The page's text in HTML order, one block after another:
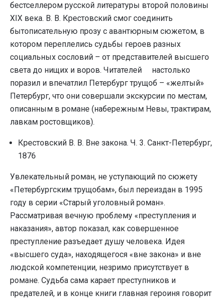
бестселлером русской литературы второй половины
XIX века. В. В. Крестовский смог соединить
бытописательную прозу с авантюрным сюжетом, в
котором переплелись судьбы героев разных
социальных сословий – от представителей высшего
света до нищих и воров. Читателей настолько
поразил и впечатлил Петербург трущоб – «желтый»
Петербург, что они совершали экскурсии по местам,
описанным в романе (набережным Невы, трактирам,
лавкам ростовщиков).
Крестовский В. В. Вне закона. Ч. 3. Санкт-Петербург,
1876
Увлекательный роман, не уступающий по сюжету
«Петербургским трущобам», был переиздан в 1995
году в серии «Старый уголовный роман».
Рассматривая вечную проблему «преступления и
наказания», автор показал, как совершенное
преступление разъедает душу человека. Идея
«высшего суда», находящегося «вне закона» и вне
людской компетенции, незримо присутствует в
романе. Судьба сама карает преступников и
предателей, и в конце книги главная героиня говорит